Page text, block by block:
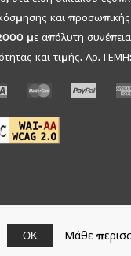
και
με απόλυτη
και τιμής. Αρ.
ΟΚ Μάθε